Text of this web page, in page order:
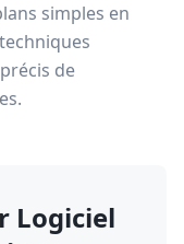
simples en
de
Logiciel